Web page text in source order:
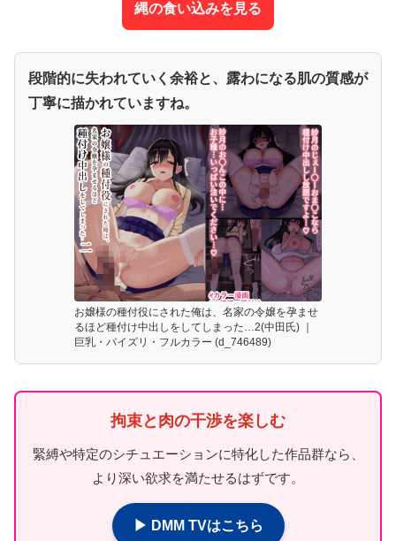
縄の食い込みを見る
段階的に失われていく余裕と、露わになる肌の質感が
丁寧に描かれていますね。
お嬢様の種付役にされた俺は、名家の令嬢を孕ませ
るほど種付け中出しをしてしまった…2(中田氏) ｜
巨乳・パイズリ・フルカラー (d_746489)
拘束と肉の干渉を楽しむ
緊縛や特定のシチュエーションに特化した作品群なら、
より深い欲求を満たせるはずです。
▶ DMM TVはこちら